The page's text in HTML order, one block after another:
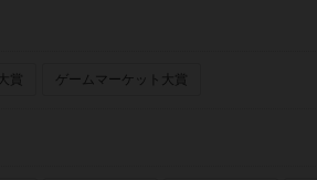
賞 ゲームマーケット大賞